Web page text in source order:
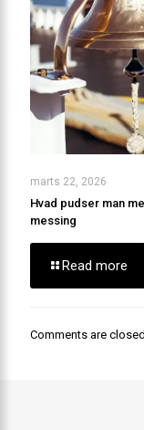
marts 22, 2026
Hvad pudser man
messing
Read more
Comments are